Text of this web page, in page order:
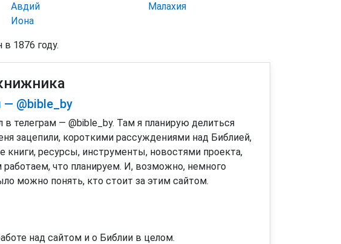
Авдий
Иона
Малахия
1876 году.
— @bible_by
в телеграм — @bible_by. Там я планирую делиться
зацепили, короткими рассуждениями над Библией,
книги, ресурсы, инструменты, новостями проекта,
работаем, что планируем. И, возможно, немного
можно понять, кто стоит за этим сайтом.
над сайтом и о Библии в целом.